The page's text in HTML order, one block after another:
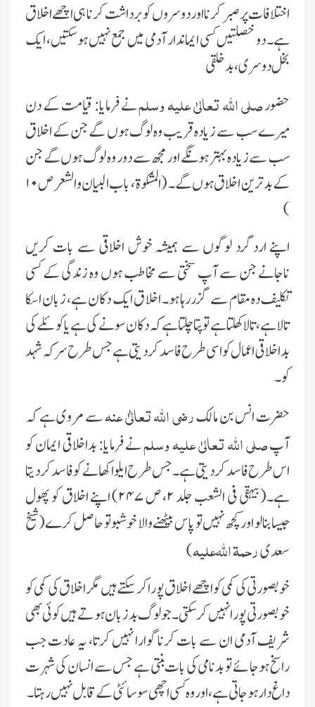
اختلافات پر صبر کرنا اور دوسروں کو برداشت کرنا ہى اچھے اخلاق
ہے۔ دو خصلتىں کسى اىماندار آدمى مىں جمع نہىں ہوسکتىں، اىک
بخل دوسرى ،بدخلقى
حضورصلى اللہ تعالىٰ علیہ وسلمنے فرماىا: قىامت کے دن
مىرے سب سے زىادہ قرىب وہ لوگ ہوں گے جن کے اخلاق
سب سے زىادہ بہتر ہونگے اور مجھ سے دور وہ لوگ ہوں گے جن
کے بدترىن اخلاق ہوں گے۔ (المشکوة ، باب البىان والشعر ص۱۰
)
اپنے اردگرد لوگوں سے ہمىشہ خوش اخلاقى سے بات کرىں
ناجانے جن سے آپ سختى سے مخاطب ہوں وہ زندگى کے کسى
تکلىف دہ مقام سے گزررہا ہو۔ اخلا ق اىک دکان ہے، زبان اسکا
تالا ہے، تالا کھلتا ہے تو پتا چلتا ہے کہ دکان سونے کى ہے ىا کوئلے کى
بداخلاقى اعمال کو اسى طرح فاسد کردىتى ہے جس طرح سرکہ شہد
کو۔
حضرت انس بن مالکرضى اللہ تعالٰىٰ عنہسے مروى ہے کہ
آپصلى اللہ تعالىٰ علیہ وسلمنے فرماىا: بداخلاقى اىمان کو
اس طرح فاسد کردىتى ہے۔جس طرح اىلوا کھانے کو فاسد کردىتا
ہے۔(بىہقى فى الشعب جلد ۲، ص ۲۴۷) اپنے اخلاق کو پھول
جىسا بنالو اور کچھ نہىں تو پاس بىٹھنے والا خوشبو تو حاصل کرے(شیخ
سعدىرحمۃ اللہعلیہ)
خوبصورتى کى کمی کو اچھے اخلاق پور اکرسکتے ہیں مگر اخلاق کى کمی کو
خوبصورتی پورا نہىں کرسکتى۔ جو لوگ بدزبان ہوتے ہىں کوئى بھى
شرىف آدمى ان سے بات کرنا گوارا نہىں کرتا، ىہ عادت جب
راسخ ہوجائے تو بدنامى کى بات بنتى ہے جس سے انسان کى شہرت
داغ دار ہوجاتى ہے، اور وہ کسى اچھى سوسائٹى کے قابل نہىں رہتا۔